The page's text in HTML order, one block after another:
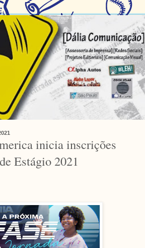
inicia inscrições
Estágio 2021